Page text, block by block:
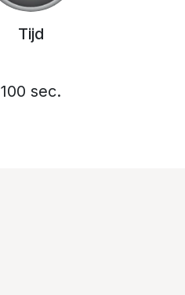
Tijd
100 sec.